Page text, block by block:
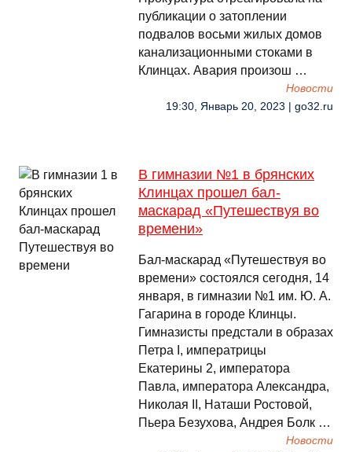
публикации о затоплении
подвалов восьми жилых домов
канализационными стоками в
Клинцах. Авария произош …
Новости
19:30, Январь 20, 2023 | go32.ru
В гимназии №1 в брянских
Клинцах прошел бал-
маскарад «Путешествуя во
времени»
Бал-маскарад «Путешествуя во
времени» состоялся сегодня, 14
января, в гимназии №1 им. Ю. А.
Гагарина в городе Клинцы.
Гимназисты предстали в образах
Петра I, императрицы
Екатерины 2, императора
Павла, императора Александра,
Николая II, Наташи Ростовой,
Пьера Безухова, Андрея Болк …
Новости